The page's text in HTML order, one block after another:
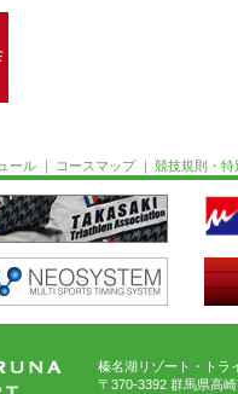
ール コースマップ 競技規則・特
榛名湖リゾート・トラ
〒370-3392 群馬県高